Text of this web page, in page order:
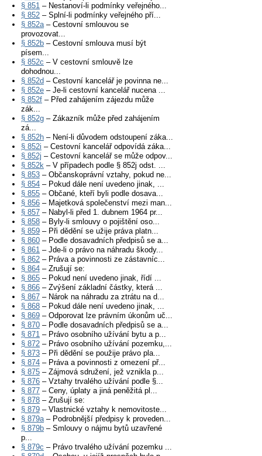
§ 851 – Nestanoví-li podmínky veřejného...
§ 852 – Splní-li podmínky veřejného pří...
§ 852a– Cestovní smlouvou se
provozovat...
§ 852b – Cestovní smlouva musí být
písem...
§ 852c – V cestovní smlouvě lze
dohodnou...
§ 852d – Cestovní kancelář je povinna ne...
§ 852e – Je-li cestovní kancelář nucena ...
§ 852f – Před zahájením zájezdu může
zák...
§ 852g – Zákazník může před zahájením
zá...
§ 852h – Není-li důvodem odstoupení záka...
§ 852i – Cestovní kancelář odpovídá záka...
§ 852j – Cestovní kancelář se může odpov...
§ 852k – V případech podle § 852j odst. ...
§ 853 – Občanskoprávní vztahy, pokud ne...
§ 854 – Pokud dále není uvedeno jinak, ...
§ 855 – Občané, kteří byli podle dosava...
§ 856 – Majetková společenství mezi man...
§ 857 – Nabyl-li před 1. dubnem 1964 pr...
§ 858 – Byly-li smlouvy o pojištění oso...
§ 859 – Při dědění se užije práva platn...
§ 860 – Podle dosavadních předpisů se a...
§ 861 – Jde-li o právo na náhradu škody...
§ 862 – Práva a povinnosti ze zástavníc...
§ 864 – Zrušují se:
§ 865 – Pokud není uvedeno jinak, řídí ...
§ 866 – Zvýšení základní částky, která ...
§ 867 – Nárok na náhradu za ztrátu na d...
§ 868 – Pokud dále není uvedeno jinak, ...
§ 869 – Odporovat lze právním úkonům uč...
§ 870 – Podle dosavadních předpisů se a...
§ 871 – Právo osobního užívání bytu a p...
§ 872 – Právo osobního užívání pozemku,...
§ 873 – Při dědění se použije právo pla...
§ 874 – Práva a povinnosti z omezení př...
§ 875 – Zájmová sdružení, jež vznikla p...
§ 876 – Vztahy trvalého užívání podle §...
§ 877 – Ceny, úplaty a jiná peněžitá pl...
§ 878 – Zrušují se:
§ 879 – Vlastnické vztahy k nemovitoste...
§ 879a– Podrobnější předpisy k proveden...
§ 879b – Smlouvy o nájmu bytů uzavřené
p...
§ 879c – Právo trvalého užívání pozemku ...